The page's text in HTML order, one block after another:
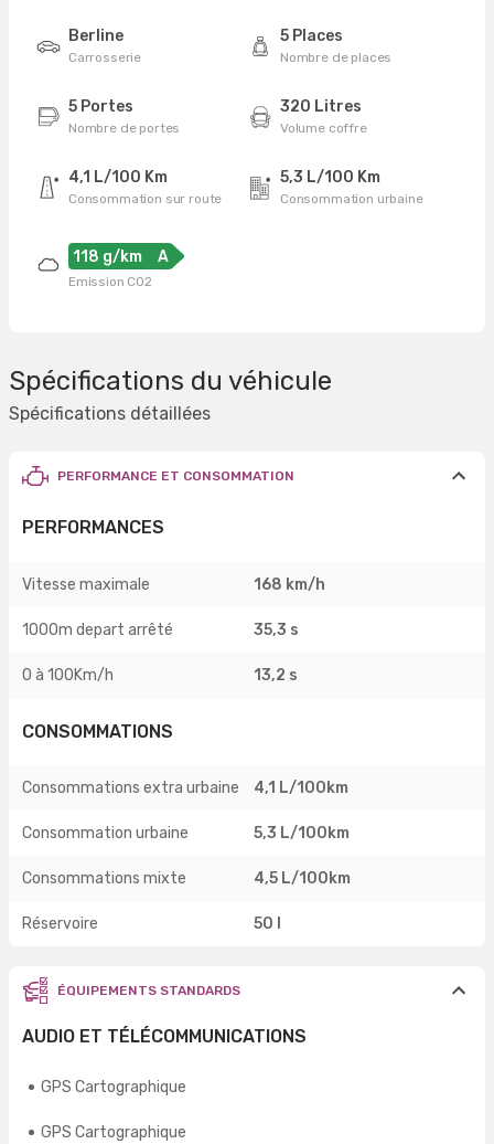
Berline
Carrosserie
5 Places
Nombre de places
5 Portes
Nombre de portes
320 Litres
Volume coffre
4,1 L/100 Km
Consommation sur route
5,3 L/100 Km
Consommation urbaine
118 g/km A
Emission CO2
Spécifications du véhicule
Spécifications détaillées
PERFORMANCE ET CONSOMMATION
PERFORMANCES
Vitesse maximale 168 km/h
1000m depart arrêté 35,3 s
0 à 100Km/h 13,2 s
CONSOMMATIONS
Consommations extra urbaine 4,1 L/100km
Consommation urbaine 5,3 L/100km
Consommations mixte 4,5 L/100km
Réservoire 50 l
ÉQUIPEMENTS STANDARDS
AUDIO ET TÉLÉCOMMUNICATIONS
GPS Cartographique
GPS Cartographique